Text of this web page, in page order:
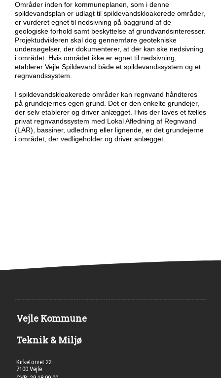
Områder inden for kommuneplanen, som i denne
spildevandsplan er udlagt til spildevandskloakerede områder,
er vurderet egnet til nedsivning på baggrund af de
geologiske forhold samt beskyttelse af grundvandsinteresser.
Projektudvikleren skal dog gennemføre geotekniske
undersøgelser, der dokumenterer, at der kan ske nedsivning
i området. Hvis området ikke er egnet til nedsivning,
etablerer Vejle Spildevand både et spildevandssystem og et
regnvandssystem.
I spildevandskloakerede områder kan regnvand håndteres
på grundejernes egen grund. Det er den enkelte grundejer,
der selv etablerer og driver anlægget. Hvis der laves et fælles
privat regnvandssystem med Lokal Afledning af Regnvand
(LAR), bassiner, udledning eller lignende, er det grundejerne
i området, der vedligeholder og driver anlægget.
Vejle Kommune
Teknik & Miljø
Kirketorvet 22
7100 Vejle